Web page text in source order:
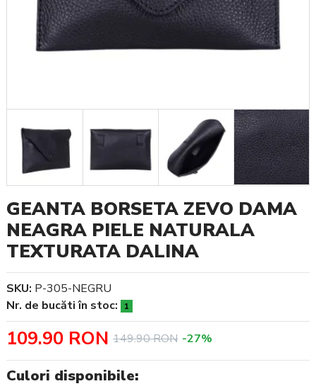
GEANTA BORSETA ZEVO DAMA
NEAGRA PIELE NATURALA
TEXTURATA DALINA
Culori disponibile:
SKU: P-305-NEGRU
Nr. de bucăti în stoc:
1
109.90 RON 149.90 RON -27%